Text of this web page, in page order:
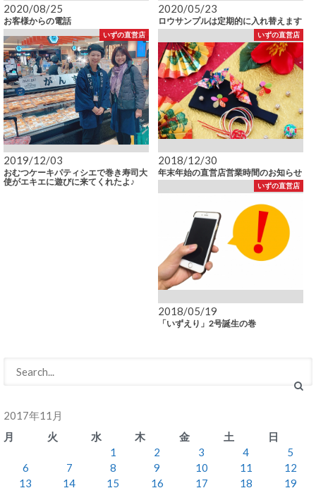
2020/08/25
お客様からの電話
2020/05/23
ロウサンプルは定期的に入れ替えます
いずの直営店
2019/12/03
おむつケーキパティシエで巻き寿司大
使がエキエに遊びに来てくれたよ♪
いずの直営店
2018/12/30
年末年始の直営店営業時間のお知らせ
いずの直営店
2018/05/19
「いずえり」2号誕生の巻
2017年11月
月
火 水 木 金 土
日
1
2 3 4
5
6
7 8 9 10 11
12
13
14 15 16 17 18 19